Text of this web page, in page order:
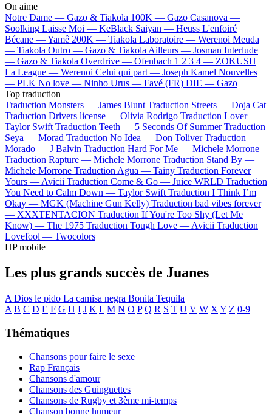
On aime
Notre Dame — Gazo & Tiakola 100K — Gazo Casanova —
Soolking Laisse Moi — KeBlack Saiyan — Heuss L'enfoiré
Bécane —Yamê 200K — Tiakola Laboratoire — Werenoi Meuda
— Tiakola Outro — Gazo & Tiakola Ailleurs — Josman Interlude
— Gazo & Tiakola Overdrive — Ofenbach 1 2 3 4 — ZOKUSH
La League — Werenoi Celui qui part — Joseph Kamel Nouvelles
— PLK No love — Ninho Urus — Favé (FR) DIE — Gazo
Top traduction
Traduction Monsters — James Blunt Traduction Streets — Doja Cat
Traduction Drivers license — Olivia Rodrigo Traduction Lover —
Taylor Swift Traduction Teeth — 5 Seconds Of Summer Traduction
Seya — Morad Traduction No Idea — Don Toliver Traduction
Morado — J Balvin Traduction Hard For Me — Michele Morrone
Traduction Rapture — Michele Morrone Traduction Stand By —
Michele Morrone Traduction Agua — Tainy Traduction Forever
Yours — Avicii Traduction Come & Go — Juice WRLD Traduction
You Need to Calm Down — Taylor Swift Traduction I Think I’m
Okay — MGK (Machine Gun Kelly) Traduction bad vibes forever
— XXXTENTACION Traduction If You're Too Shy (Let Me
Know) — The 1975 Traduction Tough Love — Avicii Traduction
Lovefool — Twocolors
HP mobile
Les plus grands succès de Juanes
A Dios le pido La camisa negra Bonita Tequila
A B C D E F G H I J K L M N O P Q R S T U V W X Y Z 0-9
Thématiques
Chansons pour faire le sexe
Rap Français
Chansons d'amour
Chansons des Guinguettes
Chansons de Rugby et 3ème mi-temps
Chanson bonne humeur